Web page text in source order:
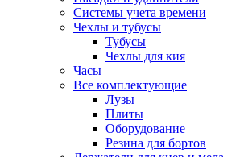
Системы учета времени
Чехлы и тубусы
Тубусы
Чехлы для кия
Часы
Все комплектующие
Лузы
Плиты
Оборудование
Резина для бортов